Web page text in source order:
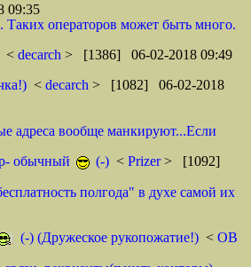
09:35
Таких операторов может быть много.
< decarch > [1386] 06-02-2018 09:49
< decarch > [1082] 06-02-2018
адреса вообще манкируют...Если
обычный
(-) < Prizer> [1092]
полгода" в духе самой их
(-) (Дружеское рукопожатие!) < ОВ